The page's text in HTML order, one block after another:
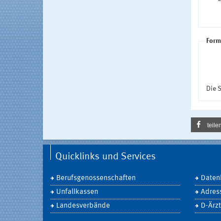
Die
Quicklinks und Services
Berufsgenossenschaften
Unfallkassen
Landesverbände
D-